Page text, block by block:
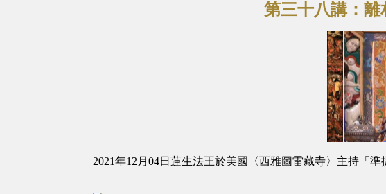
第三十八講：離
2021年12月04日蓮生法王於美國〈西雅圖雷藏寺〉主持「